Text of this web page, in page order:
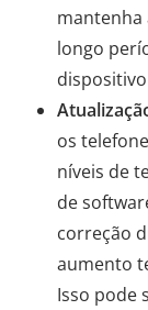
mantenha
longo
os
níveis de
de
correção
aumento
Isso pode